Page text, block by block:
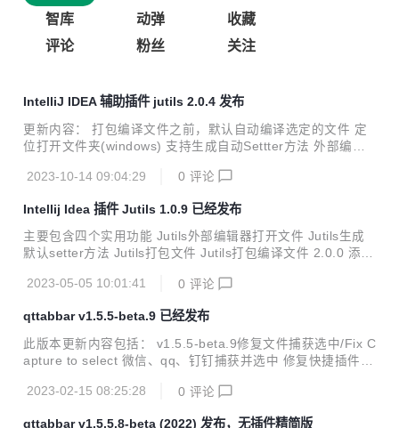
智库
动弹
收藏
评论
粉丝 关注
IntelliJ IDEA 辅助插件 jutils 2.0.4 发布
更新内容： 打包编译文件之前，默认自动编译选定的文件 定
位打开文件夹(windows) 支持生成自动Settter方法 外部编辑
选中文件进行打包(包含目录，不包含目录) https://plugins.jet
2023-10-14 09:04:29 0 评论
Intellij Idea 插件 Jutils 1.0.9 已经发布
主要包含四个实用功能 Jutils外部编辑器打开文件 Jutils生成
默认setter方法 Jutils打包文件 Jutils打包编译文件 2.0.0 添加
注释，更新最新依赖不支持低版本 1.0.8 生成无参构造方法，
译输出字节码文件(可以制作补丁) 1.0.6 修复重名打包压缩包
的严重bug 1.0.5 添加选中文件进行打包(包含目录，不包含目
录),修复判断windows标识bug 1.0.4 支持Editplus路径，调整
EditPlus的图标 1.0.3 ...
2023-05-05 10:01:41 0 评论
qttabbar v1.5.5-beta.9 已经发布
此版本更新内容包括： v1.5.5-beta.9修复文件捕获选中/Fix C
apture to select 微信、qq、钉钉捕获并选中 修复快捷插件无
打开异常） 修复安装包检测旧版bug 修复重名标签后缀错乱
2023-02-15 08:25:28 0 评论
qttabbar v1.5.5.8-beta (2022) 发布，无插件精简版